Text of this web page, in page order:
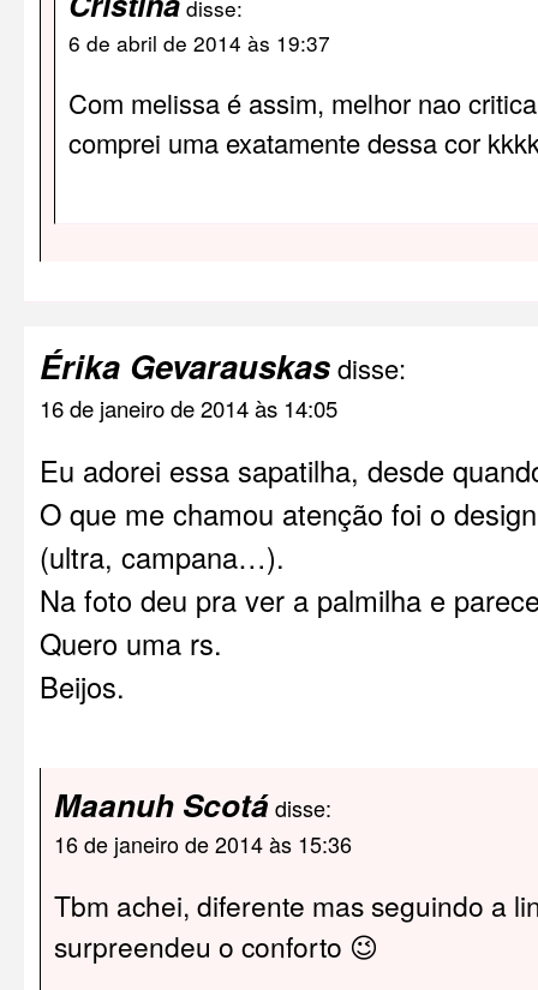
disse:
6 de abril de 2014 às 19:37
Com melissa é assim, melhor nao
comprei uma exatamente dessa cor
Érika Gevarauskasdisse:
16 de janeiro de 2014 às 14:05
Eu adorei essa sapatilha, desde
O que me chamou atenção foi o
(ultra, campana…).
Na foto deu pra ver a palmilha e
Quero uma rs.
Beijos.
Maanuh Scotádisse:
16 de janeiro de 2014 às 15:36
Tbm achei, diferente mas seguindo a
surpreendeu o conforto 😉